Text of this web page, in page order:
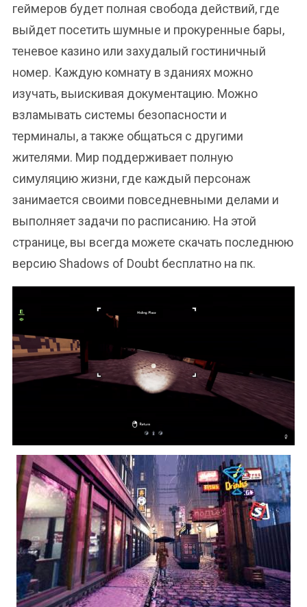
геймеров будет полная свобода действий, где
выйдет посетить шумные и прокуренные бары,
теневое казино или захудалый гостиничный
номер. Каждую комнату в зданиях можно
изучать, выискивая документацию. Можно
взламывать системы безопасности и
терминалы, а также общаться с другими
жителями. Мир поддерживает полную
симуляцию жизни, где каждый персонаж
занимается своими повседневными делами и
выполняет задачи по расписанию. На этой
странице, вы всегда можете скачать последнюю
версию Shadows of Doubt бесплатно на пк.